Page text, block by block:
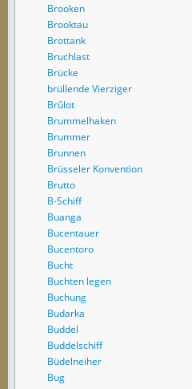
Brooken
Brooktau
Brottank
Bruchlast
Brücke
brüllende Vierziger
Brûlot
Brummelhaken
Brummer
Brunnen
Brüsseler Konvention
Brutto
B-Schiff
Buanga
Bucentauer
Bucentoro
Bucht
Buchten legen
Buchung
Budarka
Buddel
Buddelschiff
Büdelneiher
Bug